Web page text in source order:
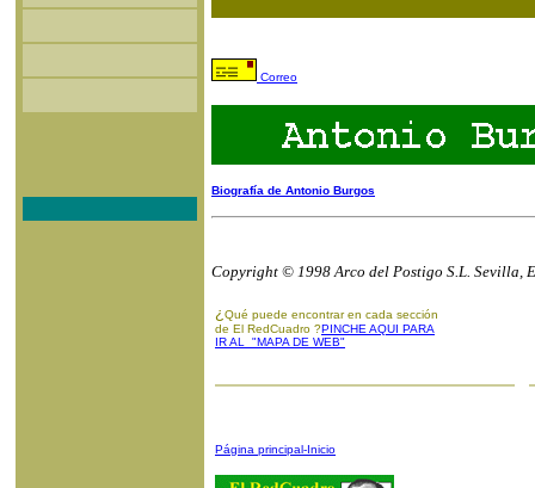
Correo
Biografía de Antonio Burgos
Copyright © 1998 Arco del Postigo S.L. Sevilla,
¿ Qué puede encontrar en cada sección
de El RedCuadro ?PINCHE AQUI PARA
IR AL "MAPA DE WEB"
Página principal-Inicio